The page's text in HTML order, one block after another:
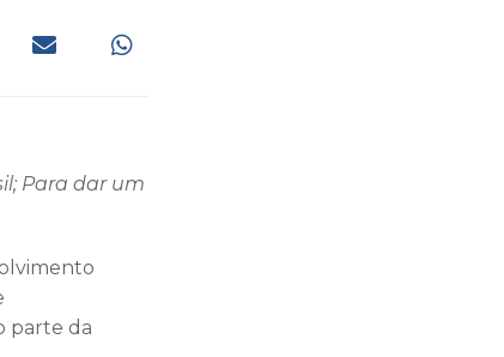
Para dar um
parte da